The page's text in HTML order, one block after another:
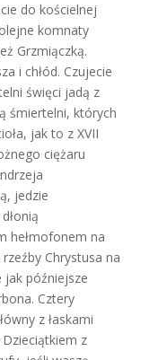
do kościelnej
komnaty
Grzmiączką.
i chłód. Czujecie
święci jadą z
śmiertelni, których
jak to z XVII
ciężaru
jedzie
hełmofonem na
Chrystusa na
jak późniejsze
Cztery
z łaskami
z